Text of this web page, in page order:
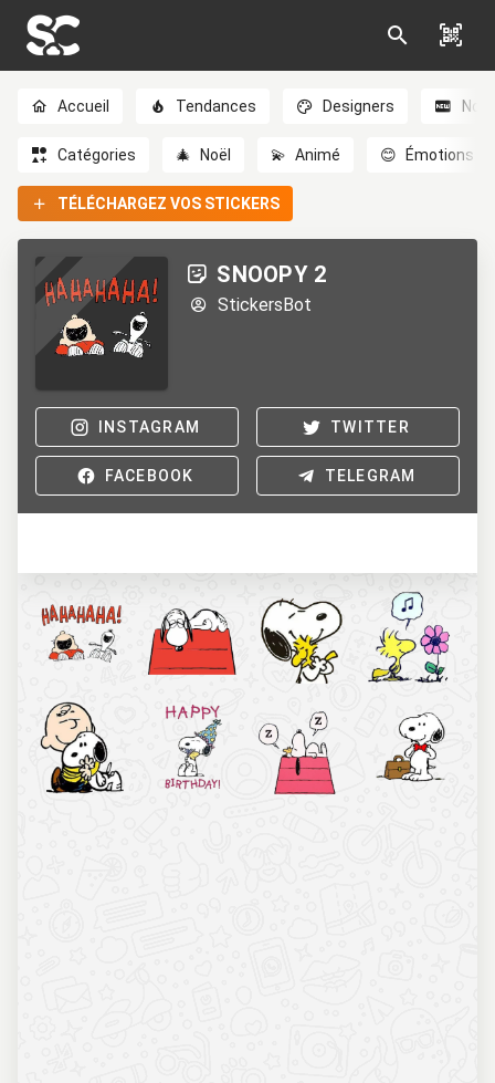
Accueil Tendances Designers
Catégories 🎄 Noël 💫 Animé 😊 Émotions
TÉLÉCHARGEZ VOS STICKERS
SNOOPY 2
StickersBot
INSTAGRAM TWITTER
FACEBOOK TELEGRAM